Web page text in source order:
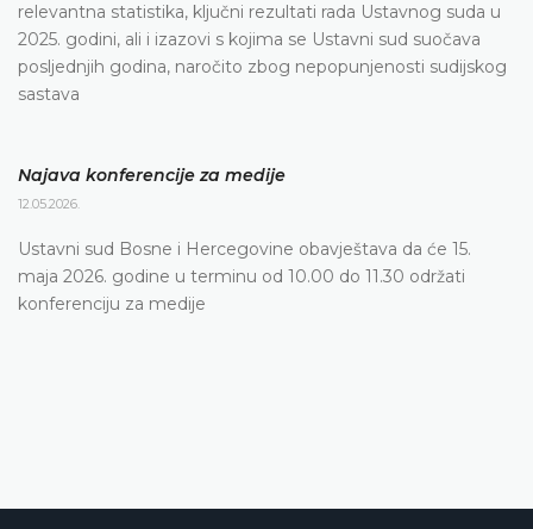
relevantna statistika, ključni rezultati rada Ustavnog suda u
2025. godini, ali i izazovi s kojima se Ustavni sud suočava
posljednjih godina, naročito zbog nepopunjenosti sudijskog
sastava
Najava konferencije za medije
12.05.2026.
Ustavni sud Bosne i Hercegovine obavještava da će 15.
maja 2026. godine u terminu od 10.00 do 11.30 održati
konferenciju za medije